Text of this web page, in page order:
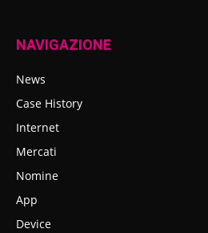
NAVIGAZIONE
News
Case History
Internet
Mercati
Nomine
App
Device